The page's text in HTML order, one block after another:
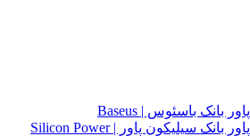
پاور بانک باسئوس | Baseus
پاور بانک سیلیکون پاور | Silicon Power